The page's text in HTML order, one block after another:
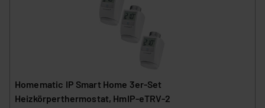
Homematic IP Smart Home 3er-Set
Heizkörperthermostat, HmIP-eTRV-2